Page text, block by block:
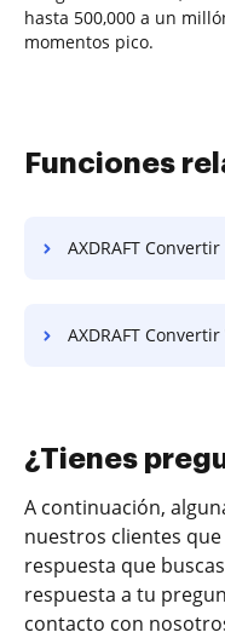
hasta 500,000 a un
momentos pico.
Funciones
AXDRAFT Convertir
AXDRAFT Convertir
¿Tienes
A continuación,
nuestros clientes
respuesta que
respuesta a tu
contacto con